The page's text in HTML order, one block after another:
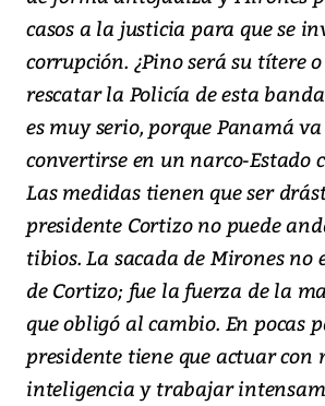
casos a la justicia para que se
corrupción. ¿Pino será su títere
rescatar la Policía de esta
es muy serio, porque Panamá
convertirse en un narco-Estado
Las medidas tienen que ser
presidente Cortizo no puede
tibios. La sacada de Mirones no
de Cortizo; fue la fuerza de la
que obligó al cambio. En pocas
presidente tiene que actuar con
inteligencia y trabajar